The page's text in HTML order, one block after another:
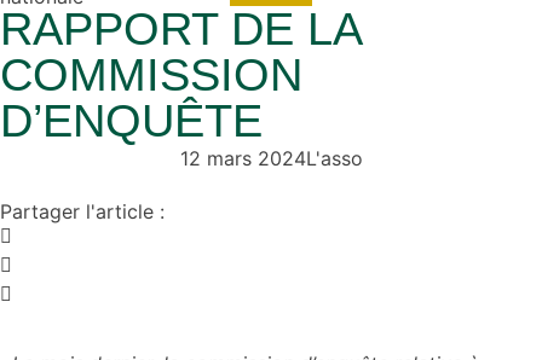
RAPPORT DE LA
COMMISSION
D’ENQUÊTE
12 mars 2024L'asso
Partager l'article :